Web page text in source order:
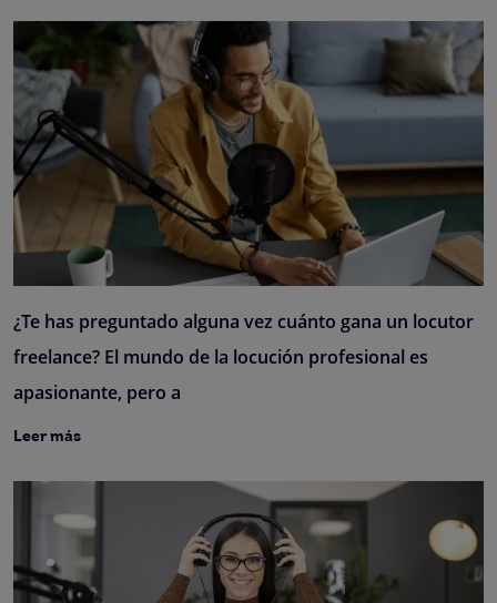
¿Te has preguntado alguna vez cuánto gana un locutor
freelance? El mundo de la locución profesional es
apasionante, pero a
Leer más